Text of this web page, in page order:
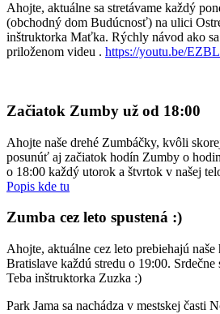
Ahojte, aktuálne sa stretávame každý
(obchodný dom Budúcnosť) na ulici
inštruktorka Maťka. Rýchly návod ako
priloženom videu . https://youtu.be/
Začiatok Zumby už od 18:00
Ahojte naše drehé Zumbáčky, kvôli
posunúť aj začiatok hodín Zumby o
o 18:00 každý utorok a štvrtok v našej
Popis kde tu
Zumba cez leto spustená :)
Ahojte, aktuálne cez leto prebiehajú
Bratislave každú stredu o 19:00. Srdečne
Teba inštruktorka Zuzka :)
Park Jama sa nachádza v mestskej časti